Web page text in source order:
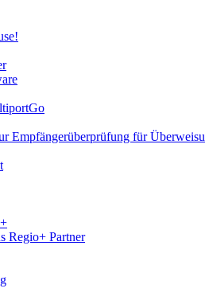
Empfängerüberprüfung für
Regio+ Partner